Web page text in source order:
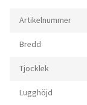
Artikelnummer
Bredd
Tjocklek
Lugghöjd